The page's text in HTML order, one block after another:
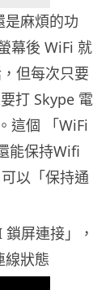
麻煩的功
幕後 WiFi 就
但每次只要
打 Skype 電
這個 「WiFi
能保持Wifi
以「保持通
屏連接」，
線狀態